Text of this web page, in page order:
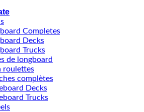
Completes
Decks
Trucks
de longboard
roulettes
complètes
Decks
Trucks